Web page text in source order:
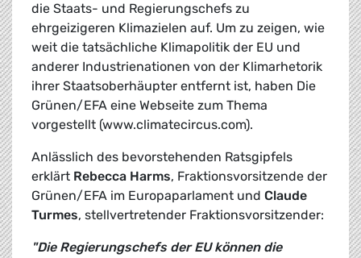
die Staats- und Regierungschefs zu
ehrgeizigeren Klimazielen auf. Um zu zeigen, wie
weit die tatsächliche Klimapolitik der EU und
anderer Industrienationen von der Klimarhetorik
ihrer Staatsoberhäupter entfernt ist, haben Die
Grünen/EFA eine Webseite zum Thema
vorgestellt (www.climatecircus.com).
Anlässlich des bevorstehenden Ratsgipfels
erklärt Rebecca Harms, Fraktionsvorsitzende der
Grünen/EFA im Europaparlament und Claude
Turmes, stellvertretender Fraktionsvorsitzender:
"Die Regierungschefs der EU können die